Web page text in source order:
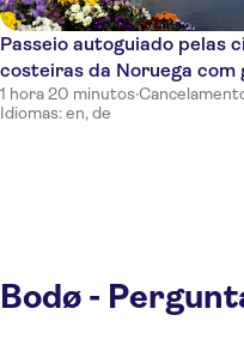
Passeio autoguiado pelas
costeiras da Noruega com
GPS
1 hora 20 minutos·
Idiomas: en, de
Bodø -